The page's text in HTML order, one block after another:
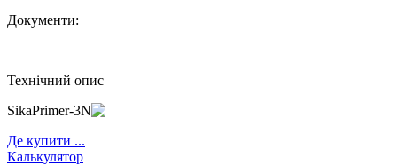
Документи:
Технічний опис
SikaPrimer-3N
Де купити ...
Калькулятор